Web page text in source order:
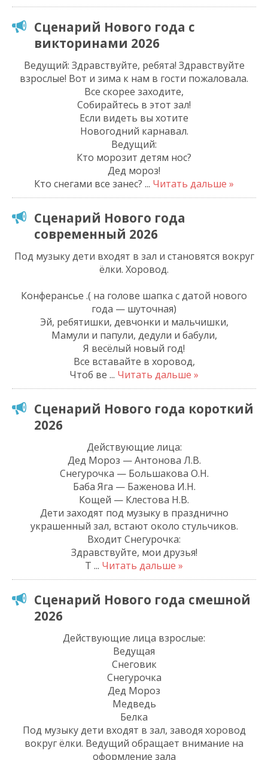
Сценарий Нового года с
викторинами 2026
Ведущий: Здравствуйте, ребята! Здравствуйте
взрослые! Вот и зима к нам в гости пожаловала.
Все скорее заходите,
Собирайтесь в этот зал!
Если видеть вы хотите
Новогодний карнавал.
Ведущий:
Кто морозит детям нос?
Дед мороз!
Кто снегами все занес? ... Читать дальше »
Сценарий Нового года
современный 2026
Под музыку дети входят в зал и становятся вокруг
ёлки. Хоровод.
Конферансье .( на голове шапка с датой нового
года — шуточная)
Эй, ребятишки, девчонки и мальчишки,
Мамули и папули, дедули и бабули,
Я весёлый новый год!
Все вставайте в хоровод,
Чтоб ве ... Читать дальше »
Сценарий Нового года короткий
2026
Действующие лица:
Дед Мороз — Антонова Л.В.
Снегурочка — Большакова О.Н.
Баба Яга — Баженова И.Н.
Кощей — Клестова Н.В.
Дети заходят под музыку в празднично
украшенный зал, встают около стульчиков.
Входит Снегурочка:
Здравствуйте, мои друзья!
Т ... Читать дальше »
Сценарий Нового года смешной
2026
Действующие лица взрослые:
Ведущая
Снеговик
Снегурочка
Дед Мороз
Медведь
Белка
Под музыку дети входят в зал, заводя хоровод
вокруг ёлки. Ведущий обращает внимание на
оформление зала